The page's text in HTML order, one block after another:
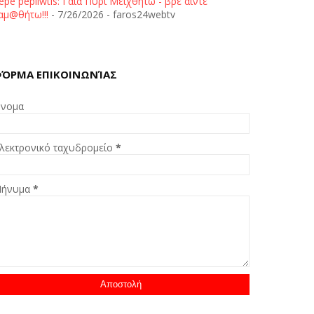
- 7/26/2026 - faros24webtv
ΕΠΙΚΟΙΝΩΝΊΑΣ
ταχυδρομείο*
*